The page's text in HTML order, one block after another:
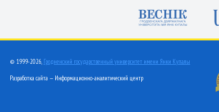
© 1999-2026, Гродненский государственный университет имени Янки Купалы
Разработка сайта — Информационно-аналитический центр